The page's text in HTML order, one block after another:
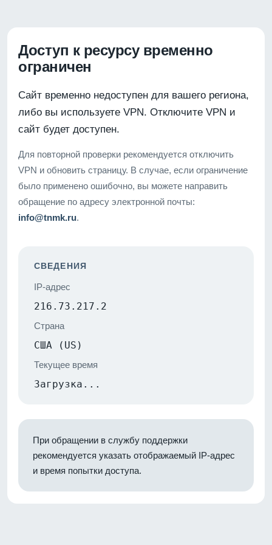
Доступ к ресурсу временно
ограничен
Сайт временно недоступен для вашего региона,
либо вы используете VPN. Отключите VPN и
сайт будет доступен.
Для повторной проверки рекомендуется отключить
VPN и обновить страницу. В случае, если ограничение
было применено ошибочно, вы можете направить
обращение по адресу электронной почты:
info@tnmk.ru.
СВЕДЕНИЯ
IP-адрес
216.73.217.2
Страна
США (US)
Текущее время
Загрузка...
При обращении в службу поддержки
рекомендуется указать отображаемый IP-адрес
и время попытки доступа.